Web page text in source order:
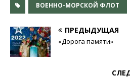
ВОЕННО-МОРСКОЙ ФЛОТ
ПРЕДЫДУЩАЯ
«Дорога памяти»